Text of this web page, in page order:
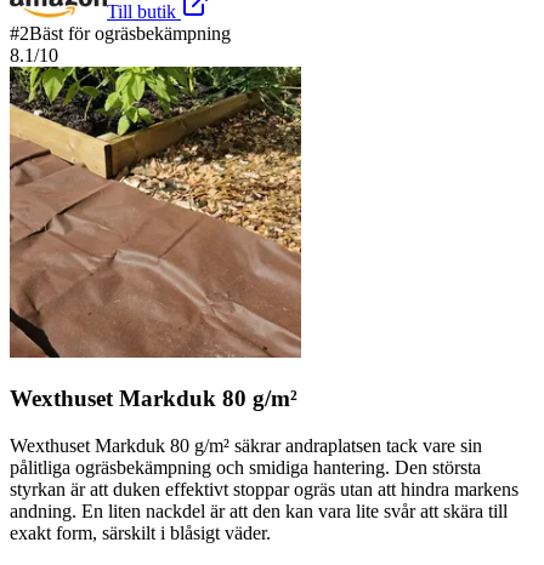
Till butik
#2Bäst för ogräsbekämpning
8.1/10
Wexthuset Markduk 80 g/m²
Wexthuset Markduk 80 g/m² säkrar andraplatsen tack vare sin
pålitliga ogräsbekämpning och smidiga hantering. Den största
styrkan är att duken effektivt stoppar ogräs utan att hindra markens
andning. En liten nackdel är att den kan vara lite svår att skära till
exakt form, särskilt i blåsigt väder.